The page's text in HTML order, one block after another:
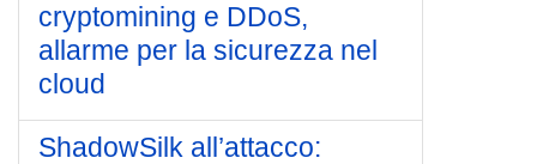
cryptomining e DDoS,
allarme per la sicurezza nel
cloud
ShadowSilk all’attacco: